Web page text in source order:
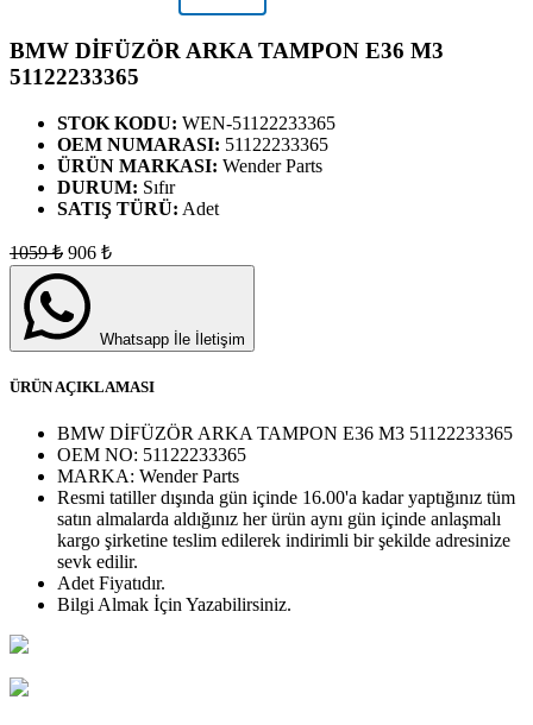
BMW DİFÜZÖR ARKA TAMPON E36 M3
51122233365
STOK KODU: WEN-51122233365
OEM NUMARASI: 51122233365
ÜRÜN MARKASI: Wender Parts
DURUM: Sıfır
SATIŞ TÜRÜ: Adet
1059₺ 906 ₺
Whatsapp İle İletişim
ÜRÜN AÇIKLAMASI
BMW DİFÜZÖR ARKA TAMPON E36 M3 51122233365
OEM NO: 51122233365
MARKA: Wender Parts
Resmi tatiller dışında gün içinde 16.00'a kadar yaptığınız tüm
satın almalarda aldığınız her ürün aynı gün içinde anlaşmalı
kargo şirketine teslim edilerek indirimli bir şekilde adresinize
sevk edilir.
Adet Fiyatıdır.
Bilgi Almak İçin Yazabilirsiniz.